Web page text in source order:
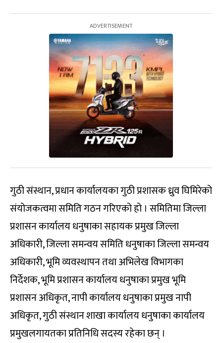
गुठी संस्थान, प्रधान कार्यालयका गुठी प्रशासक ध्रुव घिमिरेको
संयोजकत्वमा समिति गठन गरिएको हो । समितिमा जिल्ला
प्रशासन कार्यालय धनुषाका सहायक प्रमुख जिल्ला
अधिकारी, जिल्ला समन्वय समिति धनुषाका जिल्ला समन्वय
अधिकारी, भूमि व्यवस्थापन तथा अभिलेख विभागका
निर्देशक, भूमि प्रशासन कार्यालय धनुषाका प्रमुख भूमि
प्रशासन अधिकृत, नापी कार्यालय धनुषाका प्रमुख नापी
अधिकृत, गुठी संस्थान शाखा कार्यालय धनुषाका कार्यालय
प्रमुखलगायतका प्रतिनिधि सदस्य रहेका छन् ।